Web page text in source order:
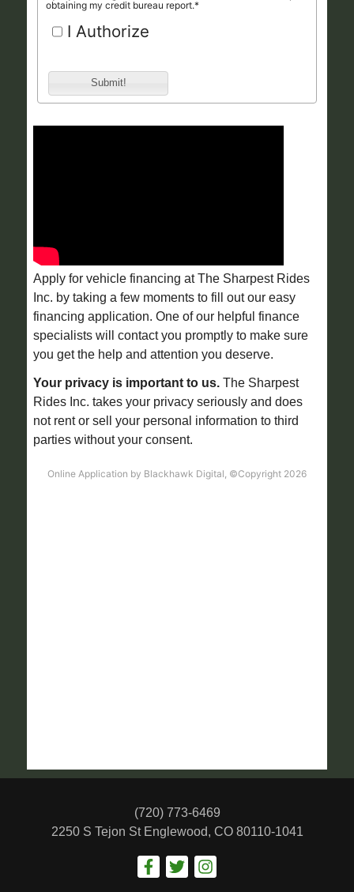
(720) 773-6469
2250 S Tejon St Englewood, CO 80110-1041